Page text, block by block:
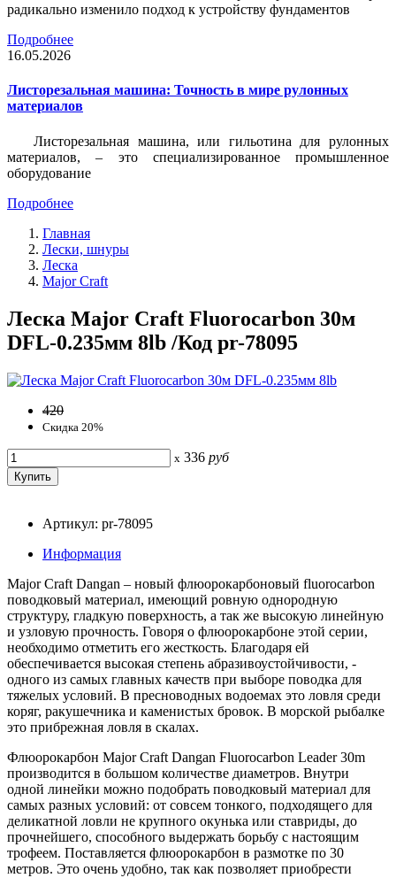
радикально изменило подход к устройству фундаментов
Подробнее
16.05.2026
Листорезальная машина: Точность в мире рулонных
материалов
Листорезальная машина, или гильотина для рулонных
материалов, – это специализированное промышленное
оборудование
Подробнее
Главная
Лески, шнуры
Леска
Major Craft
Леска Major Craft Fluorocarbon 30м
DFL-0.235мм 8lb /Код pr-78095
420
Скидка 20%
x 336 руб
Артикул: pr-78095
Информация
Major Craft Dangan – новый флюорокарбоновый fluorocarbon
поводковый материал, имеющий ровную однородную
структуру, гладкую поверхность, а так же высокую линейную
и узловую прочность. Говоря о флюорокарбоне этой серии,
необходимо отметить его жесткость. Благодаря ей
обеспечивается высокая степень абразивоустойчивости, -
одного из самых главных качеств при выборе поводка для
тяжелых условий. В пресноводных водоемах это ловля среди
коряг, ракушечника и каменистых бровок. В морской рыбалке
это прибрежная ловля в скалах.
Флюорокарбон Major Craft Dangan Fluorocarbon Leader 30m
производится в большом количестве диаметров. Внутри
одной линейки можно подобрать поводковый материал для
самых разных условий: от совсем тонкого, подходящего для
деликатной ловли не крупного окунька или ставриды, до
прочнейшего, способного выдержать борьбу с настоящим
трофеем. Поставляется флюорокарбон в размотке по 30
метров. Это очень удобно, так как позволяет приобрести